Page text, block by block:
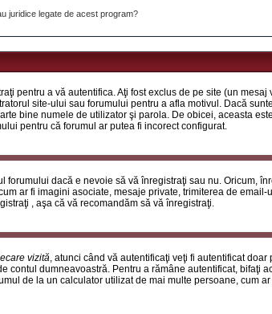
juridice legate de acest program?
pentru a vă autentifica. Aţi fost exclus de pe site (un
site-ului sau forumului pentru a afla motivul. Dacă
bine numele de utilizator şi parola. De obicei, aceasta
pentru că forumul ar putea fi incorect configurat.
forumului dacă e nevoie să vă înregistraţi sau nu. Oricum,
ar fi imagini asociate, mesaje private, trimiterea de email-
, aşa că vă recomandăm să vă înregistraţi.
vizită, atunci când vă autentificaţi veţi fi autentificat
contul dumneavoastră. Pentru a rămâne autentificat, bifaţi
de la un calculator utilizat de mai multe persoane, cum